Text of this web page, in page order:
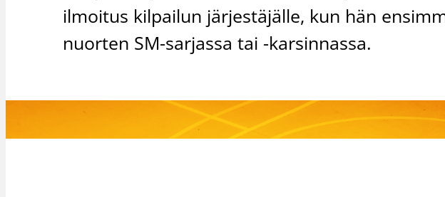
ilmoitus kilpailun järjestäjälle, kun hän
nuorten SM-sarjassa tai -karsinnassa.